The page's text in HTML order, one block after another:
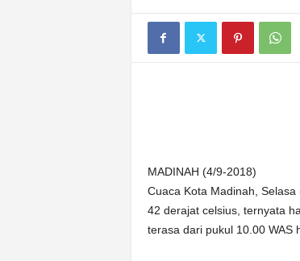
MADINAH (4/9-2018)
Cuaca Kota Madinah,
42 derajat celsius, ternyata
terasa dari pukul 10.00 WAS